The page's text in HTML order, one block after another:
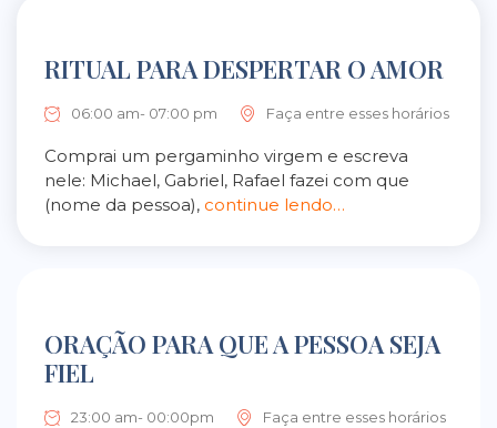
RITUAL PARA DESPERTAR O AMOR
06:00 am- 07:00 pm Faça entre esses horários
Comprai um pergaminho virgem e escreva
nele: Michael, Gabriel, Rafael fazei com que
(nome da pessoa), continue lendo…
ORAÇÃO PARA QUE A PESSOA SEJA
FIEL
23:00 am- 00:00pm Faça entre esses horários